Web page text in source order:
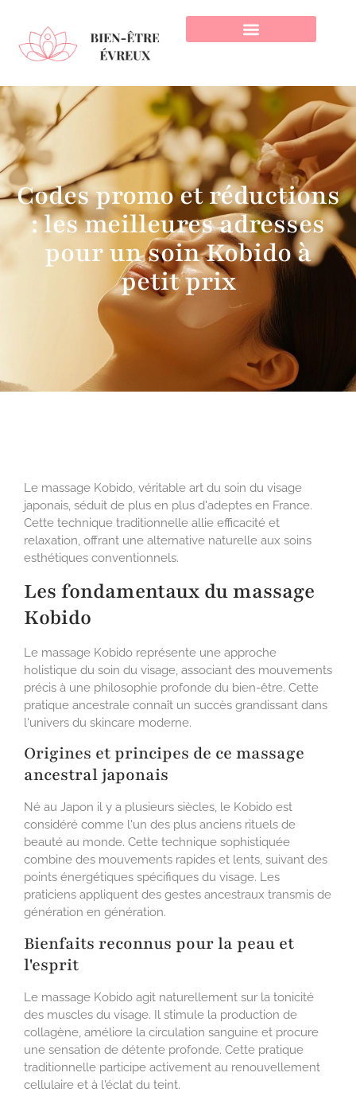
Codes promo et réductions
: les meilleures adresses
pour un soin Kobido à
petit prix
Le massage Kobido, véritable art du soin du visage
japonais, séduit de plus en plus d'adeptes en France.
Cette technique traditionnelle allie efficacité et
relaxation, offrant une alternative naturelle aux soins
esthétiques conventionnels.
Les fondamentaux du massage
Kobido
Le massage Kobido représente une approche
holistique du soin du visage, associant des mouvements
précis à une philosophie profonde du bien-être. Cette
pratique ancestrale connaît un succès grandissant dans
l'univers du skincare moderne.
Origines et principes de ce massage
ancestral japonais
Né au Japon il y a plusieurs siècles, le Kobido est
considéré comme l'un des plus anciens rituels de
beauté au monde. Cette technique sophistiquée
combine des mouvements rapides et lents, suivant des
points énergétiques spécifiques du visage. Les
praticiens appliquent des gestes ancestraux transmis de
génération en génération.
Bienfaits reconnus pour la peau et
l'esprit
Le massage Kobido agit naturellement sur la tonicité
des muscles du visage. Il stimule la production de
collagène, améliore la circulation sanguine et procure
une sensation de détente profonde. Cette pratique
traditionnelle participe activement au renouvellement
cellulaire et à l'éclat du teint.